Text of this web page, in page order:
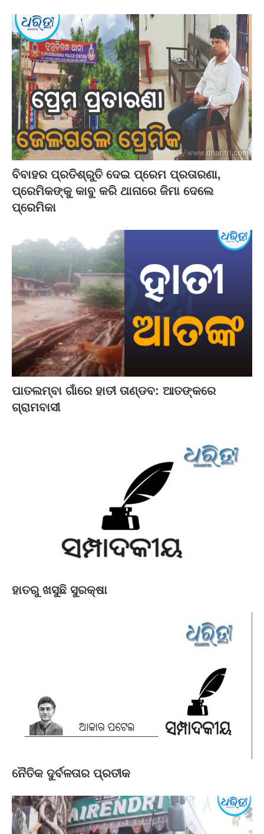
ବିବାହର ପ୍ରତିଶ୍ରୁତି ଦେଇ ପ୍ରେମ ପ୍ରତାରଣା,
ପ୍ରେମିକଙ୍କୁ କାବୁ କରି ଥାନାରେ ଜିମା ଦେଲେ
ପ୍ରେମିକା
ପାତଲମ୍ବା ଗାଁରେ ହାତୀ ତାଣ୍ଡବ: ଆତଙ୍କରେ
ଗ୍ରାମବାସୀ
ହାତରୁ ଖସୁଛି ସୁରକ୍ଷା
ନୈତିକ ଦୁର୍ବଳତାର ପ୍ରତୀକ